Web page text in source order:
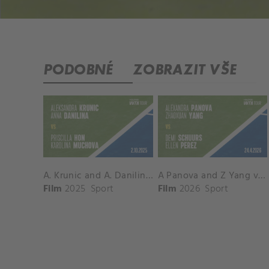
PODOBNÉ ZOBRAZIT VŠE
A. Krunic and A. Danilina vs. P. Hon and K. Muchova Match Highlights - BEIJING_Capital Group Diamond ( October 02, 2025)
Film 2025 Sport
A Panova and Z Yang vs D Schuurs and E Perez Match Highlights - MADRID_Court 8 ( April 24, 2026)
Film 2026 Sport